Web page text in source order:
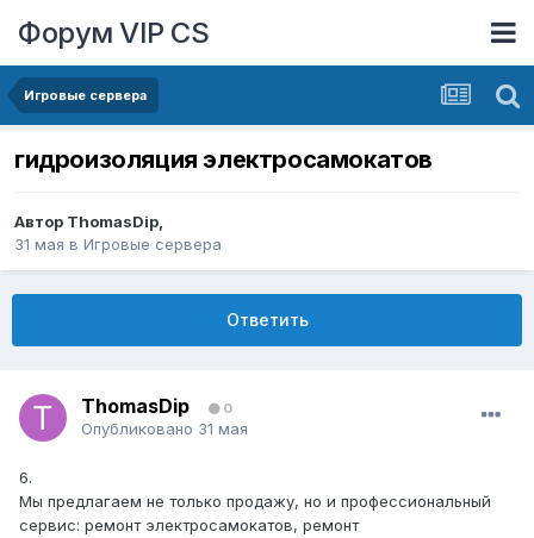
Форум VIP CS
Игровые сервера
гидроизоляция электросамокатов
Автор ThomasDip,
31 мая в Игровые сервера
Ответить
ThomasDip 0
Опубликовано 31 мая
6.
Мы предлагаем не только продажу, но и профессиональный
сервис: ремонт электросамокатов, ремонт